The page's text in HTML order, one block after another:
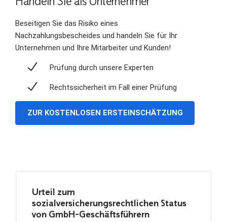
Beseitigen Sie das Risiko eines
Nachzahlungsbescheides und handeln Sie für Ihr
Unternehmen und Ihre Mitarbeiter und Kunden!
Prüfung durch unsere Experten
Rechtssicherheit im Fall einer Prüfung
ZUR KOSTENLOSEN ERSTEINSCHÄTZUNG
Urteil zum
sozialversicherungsrechtlichen Status
von GmbH-Geschäftsführern